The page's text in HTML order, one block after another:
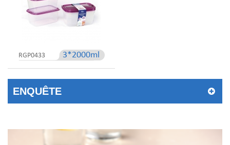
RGP0433 3*2000ml
ENQUÊTE